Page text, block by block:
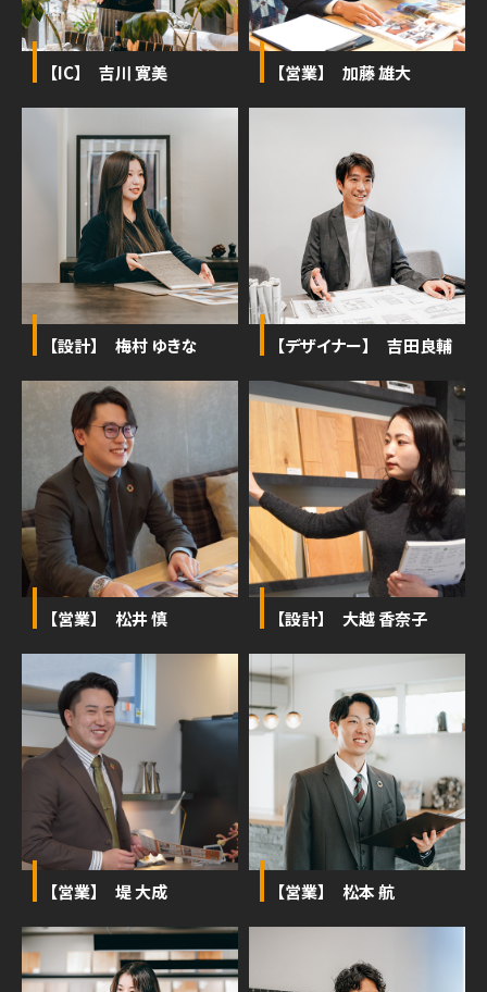
【IC】 吉川 寛美 【営業】 加藤 雄大
【設計】 梅村 ゆきな 【デザイナー】 吉田良輔
【営業】 松井 慎 【設計】 大越 香奈子
【営業】 堤 大成 【営業】 松本 航